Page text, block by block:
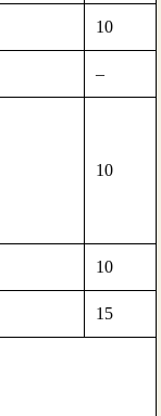
10
–
10
10
15